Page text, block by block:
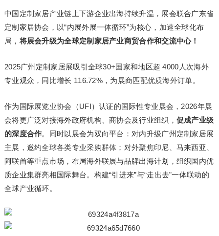
中国定制家居产业链上下游企业出海持续升温，展会联合广东省
定制家居协会，以“内展外展一体循环”为核心，加速全球化布
局，将展会升级为全球定制家居产业商贸合作和交流中心！
2025广州定制家居展吸引全球30+国家和地区超 4000人次海外
专业观众，同比增长 116.72%，为展商匹配优质海外订单。
作为国际展览业协会（UFI）认证的国际性专业展会，2026年展
会将更广泛对接海外政府机构、商协会及行业组织， 促成产业级
的深度合作。同时以展会为双向平台：对内升级广州定制家居展
主展，邀约全球各类专业采购群体；对外聚焦印尼、马来西亚、
阿联酋等重点市场，布局海外联展与品牌出海计划，组织国内优
质企业集群亮相国际舞台。构建“引进来”与“走出去”一体联动的
全球产业循环。